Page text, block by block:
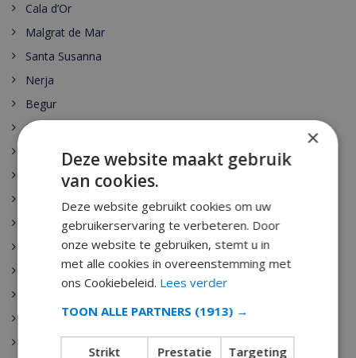
Cala d’Or
Malgrat de Mar
Santa Susanna
Nerja
Begur
Escala
Palamos
Playa de Aro
Sant Antoni de Calonge
Tamariu
Pineda de Mar
×
Deze website maakt gebruik
van cookies.
Deze website gebruikt cookies om uw
gebruikerservaring te verbeteren. Door
onze website te gebruiken, stemt u in
met alle cookies in overeenstemming met
ons Cookiebeleid. Lees verder
TOON ALLE PARTNERS (1913) →
Strikt
Prestatie Targeting